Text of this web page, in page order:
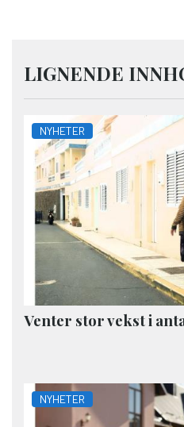
LIGNENDE
NYHETER
Venter stor vekst i
NYHETER